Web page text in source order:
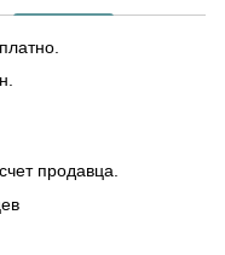
продавца.